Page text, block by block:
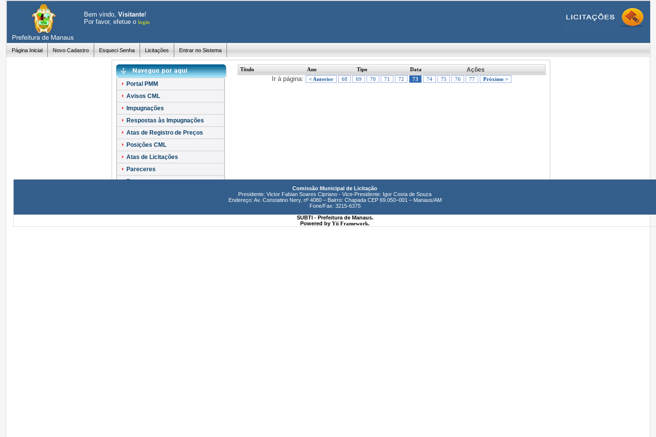
Bem vindo,Visitante!
Por favor, efetue ologin
Página Inicial Novo Cadastro Esqueci Senha Licitações Entrar no Sistema
Portal PMM
Avisos CML
Impugnações
Respostas às Impugnações
Atas de Registro de Preços
Posições CML
Atas de Licitações
Pareceres
Recursos
Título Ano Tipo Data Ações
Ir à página: < Anterior 68 69 70 71 72 73 74 75 76 77 Próximo >
Comissão Municipal de Licitação
Presidente: Victor Fabian Soares Cipriano - Vice-Presidente: Igor Costa de Souza
Endereço: Av. Constatino Nery, nº 4080 – Bairro: Chapada CEP 69.050–001 – Manaus/AM
Fone/Fax: 3215-6375
SUBTI - Prefeitura de Manaus.
Powered byYii Framework.